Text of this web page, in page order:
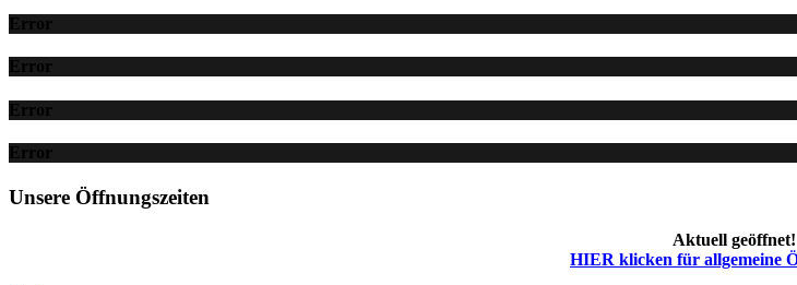
Error
Error
Error
Error
Unsere Öffnungszeiten
Aktuell geöffnet!
HIER klicken für allgemeine